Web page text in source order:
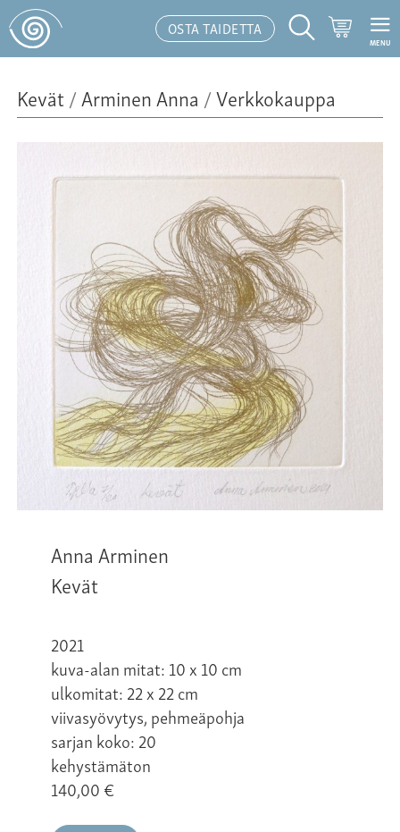
OSTA TAIDETTA
Hakutoiminto
MENU
Kevät/Arminen Anna /Verkkokauppa
Anna Arminen
Kevät
2021
kuva-alan mitat: 10 x 10 cm
ulkomitat: 22 x 22 cm
viivasyövytys, pehmeäpohja
sarjan koko: 20
kehystämäton
140,00€